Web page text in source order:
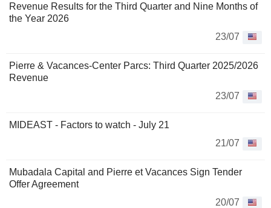
Revenue Results for the Third Quarter and Nine Months of
the Year 2026
23/07
Pierre & Vacances-Center Parcs: Third Quarter 2025/2026
Revenue
23/07
MIDEAST - Factors to watch - July 21
21/07
Mubadala Capital and Pierre et Vacances Sign Tender
Offer Agreement
20/07